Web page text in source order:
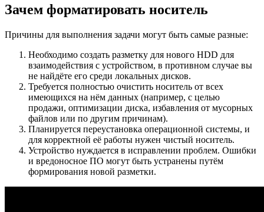
Зачем форматировать носитель
Причины для выполнения задачи могут быть самые разные:
Необходимо создать разметку для нового HDD для
взаимодействия с устройством, в противном случае вы
не найдёте его среди локальных дисков.
Требуется полностью очистить носитель от всех
имеющихся на нём данных (например, с целью
продажи, оптимизации диска, избавления от мусорных
файлов или по другим причинам).
Планируется переустановка операционной системы, и
для корректной её работы нужен чистый носитель.
Устройство нуждается в исправлении проблем. Ошибки
и вредоносное ПО могут быть устранены путём
формирования новой разметки.